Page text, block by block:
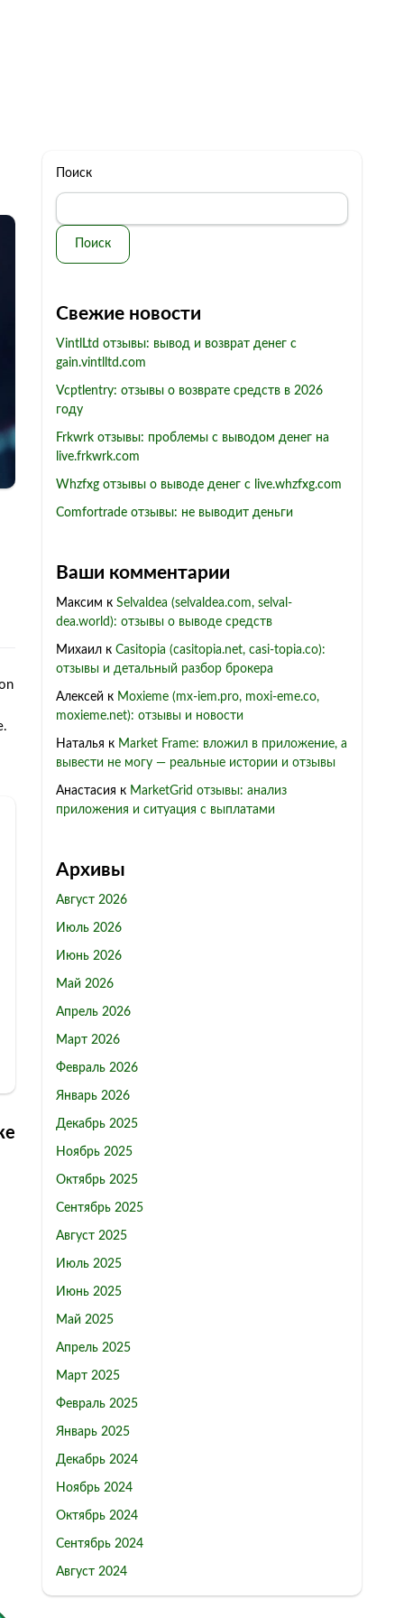
Поиск
Поиск
Свежие новости
VintlLtd отзывы: вывод и возврат денег с
gain.vintlltd.com
Vcptlentry: отзывы о возврате средств в 2026
году
Frkwrk отзывы: проблемы с выводом денег на
live.frkwrk.com
Whzfxg отзывы о выводе денег с live.whzfxg.com
Comfortrade отзывы: не выводит деньги
Ваши комментарии
Максим к Selvaldea (selvaldea.com, selval-
dea.world): отзывы о выводе средств
Михаил к Casitopia (casitopia.net, casi-topia.co):
отзывы и детальный разбор брокера
Алексей к Moxieme (mx-iem.pro, moxi-eme.co,
moxieme.net): отзывы и новости
Наталья к Market Frame: вложил в приложение, а
вывести не могу — реальные истории и отзывы
Анастасия к MarketGrid отзывы: анализ
приложения и ситуация с выплатами
Архивы
Август 2026
Июль 2026
Июнь 2026
Май 2026
Апрель 2026
Март 2026
Февраль 2026
Январь 2026
Декабрь 2025
Ноябрь 2025
Октябрь 2025
Сентябрь 2025
Август 2025
Июль 2025
Июнь 2025
Май 2025
Апрель 2025
Март 2025
Февраль 2025
Январь 2025
Декабрь 2024
Ноябрь 2024
Октябрь 2024
Сентябрь 2024
Август 2024